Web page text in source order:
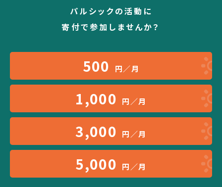
パルシックの活動に
寄付で参加しませんか？
500 円／月
1,000 円／月
3,000 円／月
5,000 円／月